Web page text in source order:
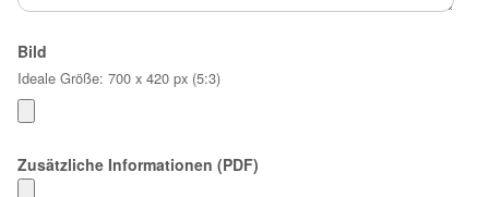
Bild
Ideale Größe: 700 x 420 px (5:3)
Zusätzliche Informationen (PDF)